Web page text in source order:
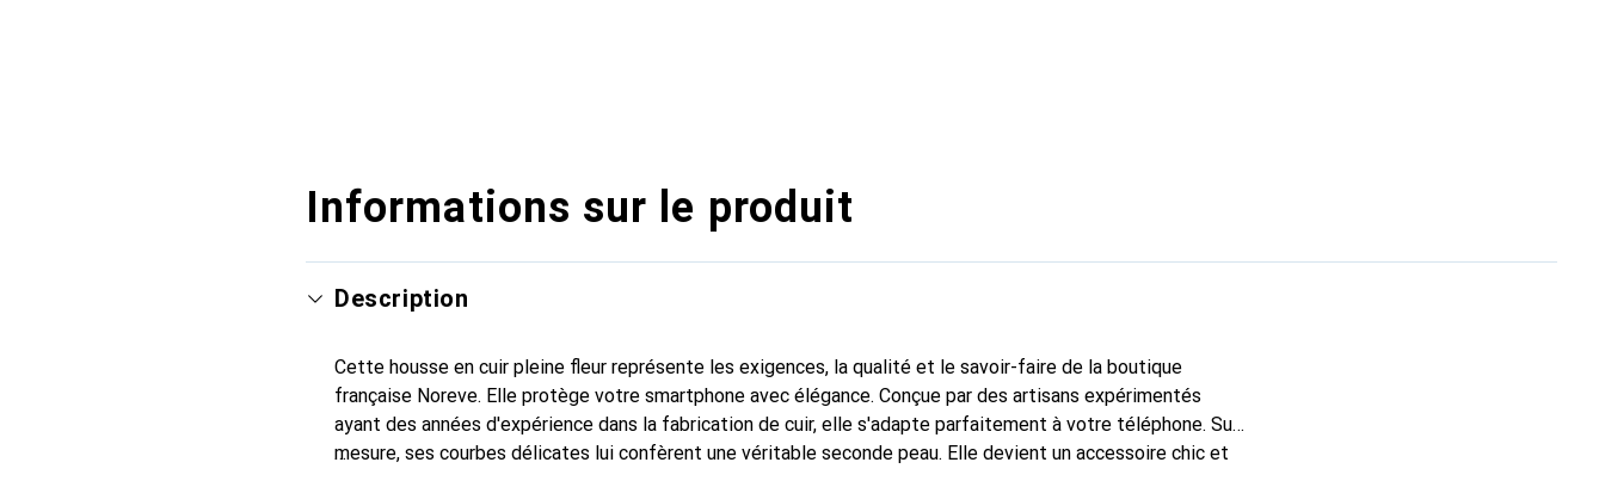
Informations sur le produit
Description
Cette housse en cuir pleine fleur représente les exigences, la qualité et le savoir-faire de la boutique
française Noreve. Elle protège votre smartphone avec élégance. Conçue par des artisans expérimentés
ayant des années d'expérience dans la fabrication de cuir, elle s'adapte parfaitement à votre téléphone. Sur
mesure, ses courbes délicates lui confèrent une véritable seconde peau. Elle devient un accessoire chic et